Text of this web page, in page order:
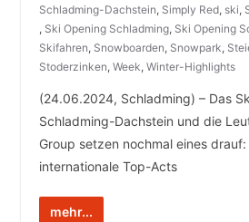
Schladming-Dachstein, Simply Red, ski,
, Ski Opening Schladming, Ski Opening
Skifahren, Snowboarden, Snowpark,
Stoderzinken, Week, Winter-Highlights
(24.06.2024, Schladming) – Das
Schladming-Dachstein und die
Group setzen nochmal eines
internationale Top-Acts
mehr...